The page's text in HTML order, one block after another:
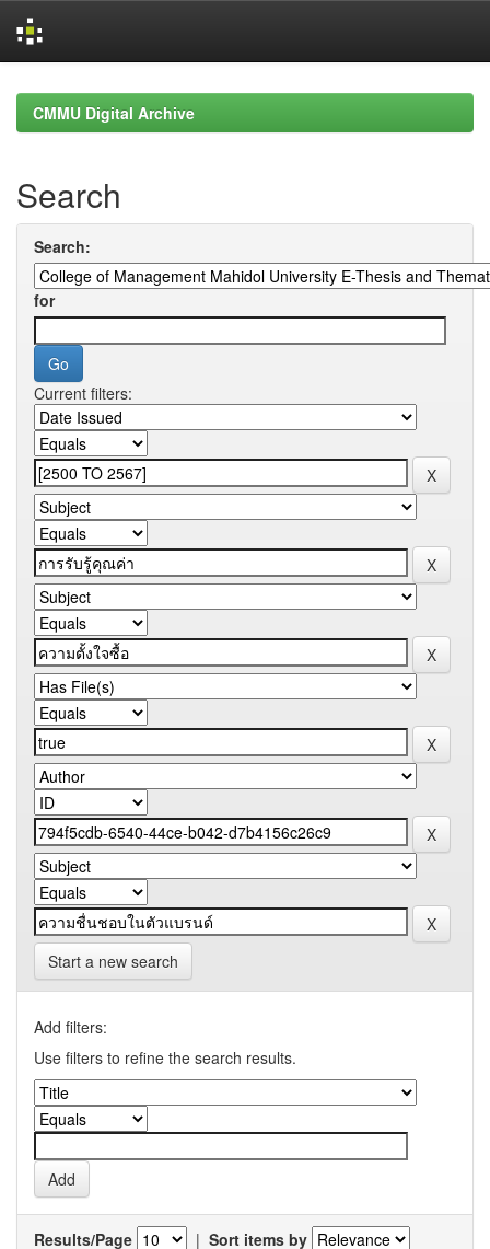
navigationCMMU Digital Archive
Search
Search:
for
Current filters:
Start a new search
Add filters:
Use filters to refine the search results.
Results/Page | Sort items by